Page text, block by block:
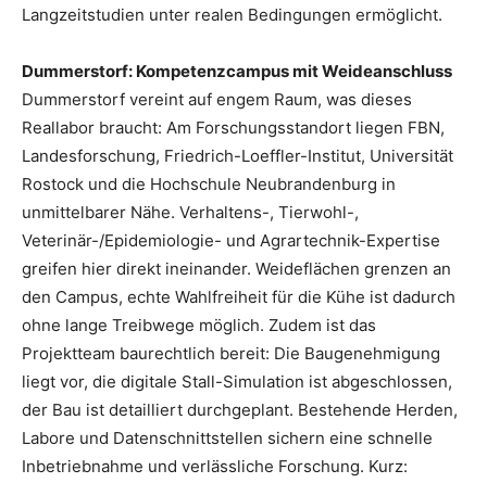
Langzeitstudien unter realen Bedingungen ermöglicht.
Dummerstorf: Kompetenzcampus mit Weideanschluss
Dummerstorf vereint auf engem Raum, was dieses
Reallabor braucht: Am Forschungsstandort liegen FBN,
Landesforschung, Friedrich-Loeffler-Institut, Universität
Rostock und die Hochschule Neubrandenburg in
unmittelbarer Nähe. Verhaltens-, Tierwohl-,
Veterinär-/Epidemiologie- und Agrartechnik-Expertise
greifen hier direkt ineinander. Weideflächen grenzen an
den Campus, echte Wahlfreiheit für die Kühe ist dadurch
ohne lange Treibwege möglich. Zudem ist das
Projektteam baurechtlich bereit: Die Baugenehmigung
liegt vor, die digitale Stall-Simulation ist abgeschlossen,
der Bau ist detailliert durchgeplant. Bestehende Herden,
Labore und Datenschnittstellen sichern eine schnelle
Inbetriebnahme und verlässliche Forschung. Kurz: